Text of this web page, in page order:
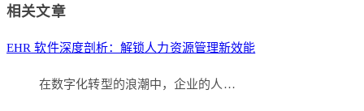
相关文章
EHR 软件深度剖析：解锁人力资源管理新效能
在数字化转型的浪潮中，企业的人…